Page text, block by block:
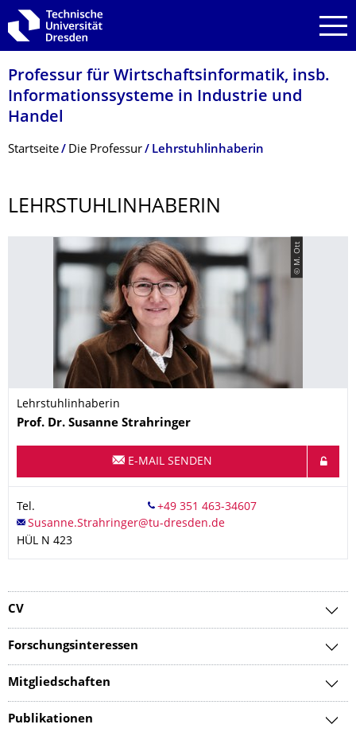
Zur Hauptnavigation springen
Zur Suche springen
Zum Inhalt springen
Professur für Wirtschaftsinfor­matik, insb.
Informationssyste­me in Industrie und
Handel
Breadcrumb-Menü
Startseite Die Professur Lehrstuhlinhaberin
LEHRSTUHLINHA­BERIN
© M. Ott
Lehrstuhlinhaberin
Name
Prof. Dr. Susanne Strahringer
E-MAIL SENDEN
Tel.
HÜL N 423
CV
Forschungsinteressen
Mitgliedschaften
Publikationen